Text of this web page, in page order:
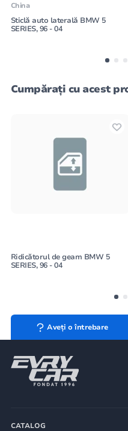
China
Sticlă auto laterală BMW 5
SERIES, 96 - 04
Cumpărați cu acest
Ridicătorul de geam BMW 5
SERIES, 96 - 04
Aveți o întrebare
CATALOG